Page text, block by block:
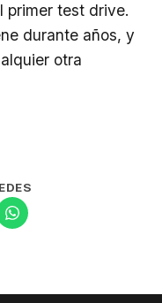
primer test drive.
durante años, y
otra